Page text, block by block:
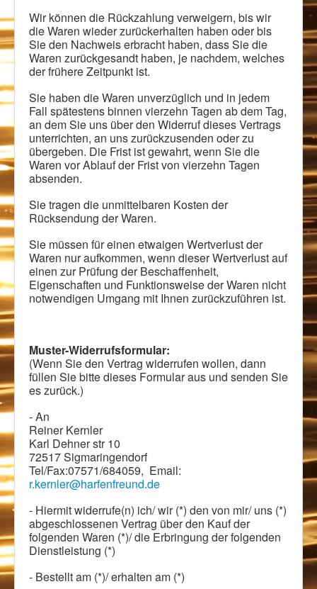
Wir können die Rückzahlung verweigern, bis wir
die Waren wieder zurückerhalten haben oder bis
Sie den Nachweis erbracht haben, dass Sie die
Waren zurückgesandt haben, je nachdem, welches
der frühere Zeitpunkt ist.
Sie haben die Waren unverzüglich und in jedem
Fall spätestens binnen vierzehn Tagen ab dem Tag,
an dem Sie uns über den Widerruf dieses Vertrags
unterrichten, an uns zurückzusenden oder zu
übergeben. Die Frist ist gewahrt, wenn Sie die
Waren vor Ablauf der Frist von vierzehn Tagen
absenden.
Sie tragen die unmittelbaren Kosten der
Rücksendung der Waren.
Sie müssen für einen etwaigen Wertverlust der
Waren nur aufkommen, wenn dieser Wertverlust auf
einen zur Prüfung der Beschaffenheit,
Eigenschaften und Funktionsweise der Waren nicht
notwendigen Umgang mit Ihnen zurückzuführen ist.
Muster-Widerrufsformular:
(Wenn Sie den Vertrag widerrufen wollen, dann
füllen Sie bitte dieses Formular aus und senden Sie
es zurück.)
- An
Reiner Kernler
Karl Dehner str 10
72517 Sigmaringendorf
Tel/Fax:07571/684059, Email:
r.kernler@harfenfreund.de
- Hiermit widerrufe(n) ich/ wir (*) den von mir/ uns (*)
abgeschlossenen Vertrag über den Kauf der
folgenden Waren (*)/ die Erbringung der folgenden
Dienstleistung (*)
- Bestellt am (*)/ erhalten am (*)